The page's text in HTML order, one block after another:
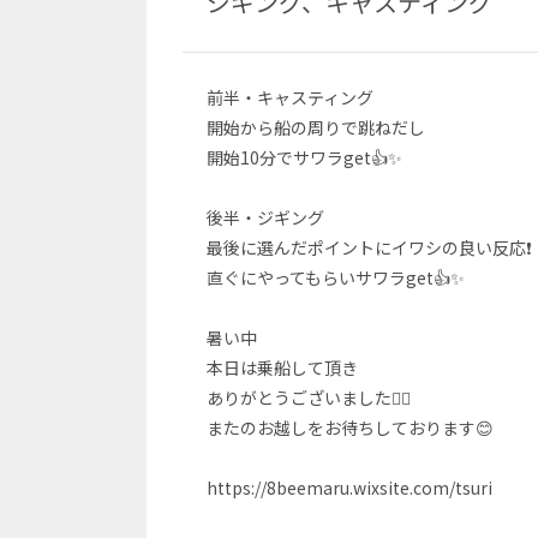
前半・キャスティング
開始から船の周りで跳ねだし
開始10分でサワラget👍✨
後半・ジギング
最後に選んだポイントにイワシの良い反応❗
直ぐにやってもらいサワラget👍✨
暑い中
本日は乗船して頂き
ありがとうございました🙇‍♂️
またのお越しをお待ちしております😊
https://8beemaru.wixsite.com/tsuri